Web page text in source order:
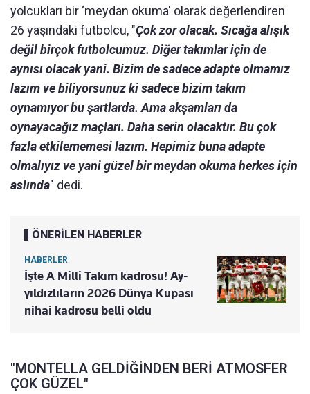
yolcukları bir ‘meydan okuma' olarak değerlendiren
26 yaşındaki futbolcu, "Çok zor olacak. Sıcağa alışık
değil birçok futbolcumuz. Diğer takımlar için de
aynısı olacak yani. Bizim de sadece adapte olmamız
lazım ve biliyorsunuz ki sadece bizim takım
oynamıyor bu şartlarda. Ama akşamları da
oynayacağız maçları. Daha serin olacaktır. Bu çok
fazla etkilememesi lazım. Hepimiz buna adapte
olmalıyız ve yani güzel bir meydan okuma herkes için
aslında" dedi.
ÖNERİLEN HABERLER
HABERLER
İşte A Milli Takım kadrosu! Ay-
yıldızlıların 2026 Dünya Kupası
nihai kadrosu belli oldu
"MONTELLA GELDİĞİNDEN BERİ ATMOSFER
ÇOK GÜZEL"